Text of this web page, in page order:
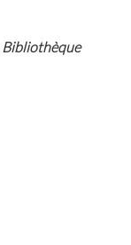
Bibliothèque